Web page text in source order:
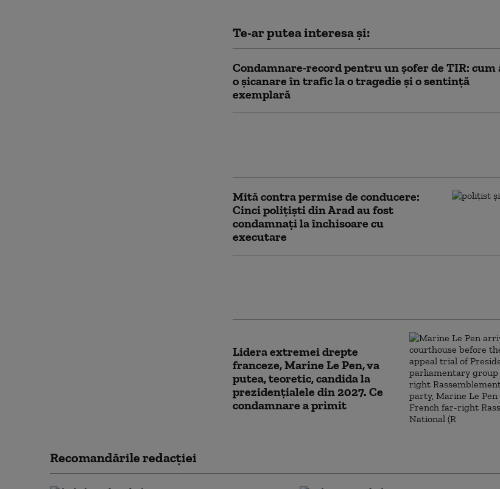
Te-ar putea interesa și:
Condamnare-record pentru un șofer de TIR: cum
o șicanare în trafic la o tragedie și o sentință
exemplară
Mită contra permise de conducere:
Cinci poliţişti din Arad au fost
condamnaţi la închisoare cu
executare
Lidera extremei drepte
franceze, Marine Le Pen, va
putea, teoretic, candida la
prezidențialele din 2027. Ce
condamnare a primit
Recomandările redacţiei